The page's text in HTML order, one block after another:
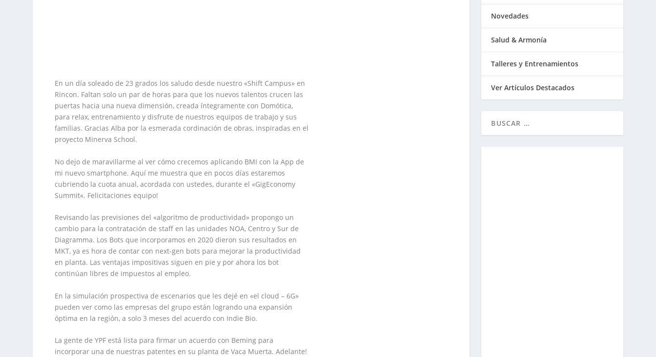
​En un día soleado de 23 grados los saludo desde nuestro «Shift Campus» en
Rincon. Faltan solo un par de horas para que los nuevos talentos crucen las
puertas hacia una nueva dimensión, creada íntegramente con Domótica,
para relax, entrenamiento y disfrute de nuestros equipos de trabajo y sus
familias. Gracias Alba por la esmerada cordinación de obras, inspiradas en el
proyecto Minerva School.
No dejo de maravillarme al ver cómo crecemos aplicando BMI con la App de
mi nuevo smartphone. Aquí me muestra que en pocos días estaremos
cubriendo la cuota anual, acordada con ustedes, durante el «GigEconomy
Summit«. Felicitaciones equipo!
Revisandolas previsiones del «algoritmo de productividad» propongoun
cambiopara la contratación de staff en las unidades NOA, Centro y Sur de
Diagramma. Los Bots que incorporamos en 2020dieron sus resultados en
MKT, ya es hora de contarcon next-gen bots para mejorar la productividad
en planta. Las ventajas impositivas siguen en pie y por ahora los bot
continúan libres de impuestos al empleo.
En la simulación prospectiva de escenarios que les dejé en «el cloud – 6G»
pueden ver como las empresas del grupoestán logrando una expansión
óptima en la región, a solo 3 meses del acuerdocon Indie Bio.
La gente de YPF está lista para firmar un acuerdo con Beming para
incorporar una de nuestras patentes en su planta de Vaca Muerta. Adelante!
Novedades
Salud & Armonía
Talleres y Entrenamientos
Ver Artículos Destacados